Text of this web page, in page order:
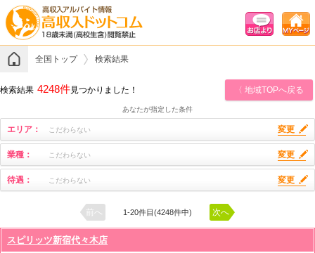
全国トップ 検索結果
検索結果 4248件見つかりました！ 〈 地域TOPへ戻る
あなたが指定した条件
エリア： こだわらない 変更
業種： こだわらない 変更
待遇： こだわらない 変更
前へ 1-20件目(4248件中) 次へ
スピリッツ新宿代々木店